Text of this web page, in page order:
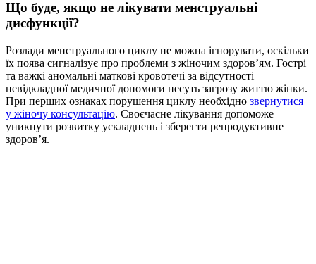
Що буде, якщо не лікувати менструальні
дисфункції?
Розлади менструального циклу не можна ігнорувати, оскільки
їх поява сигналізує про проблеми з жіночим здоров’ям. Гострі
та важкі аномальні маткові кровотечі за відсутності
невідкладної медичної допомоги несуть загрозу життю жінки.
При перших ознаках порушення циклу необхідно звернутися
у жіночу консультацію. Своєчасне лікування допоможе
уникнути розвитку ускладнень і зберегти репродуктивне
здоров’я.